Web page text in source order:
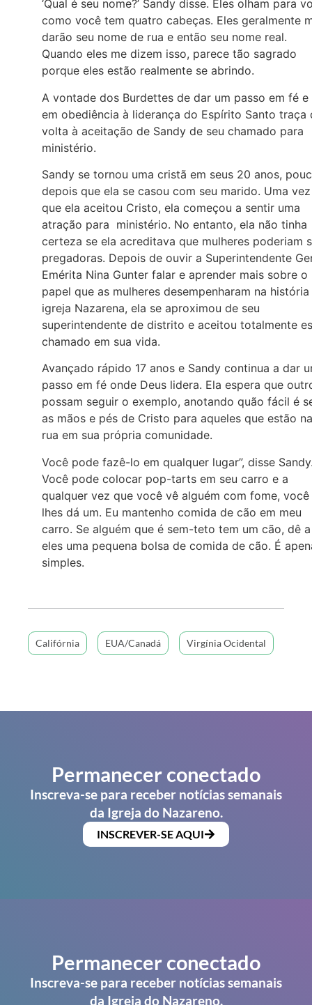
‘Qual é seu nome?’ Sandy disse. Eles olham para
como você tem quatro cabeças. Eles geralmente
darão seu nome de rua e então seu nome real.
Quando eles me dizem isso, parece tão sagrado
porque eles estão realmente se abrindo.
A vontade dos Burdettes de dar um passo em fé e
em obediência à liderança do Espírito Santo traça
volta à aceitação de Sandy de seu chamado para
ministério.
Sandy se tornou uma cristã em seus 20 anos,
depois que ela se casou com seu marido. Uma vez
que ela aceitou Cristo, ela começou a sentir uma
atração para ministério. No entanto, ela não tinha
certeza se ela acreditava que mulheres poderiam
pregadoras. Depois de ouvir a Superintendente
Emérita Nina Gunter falar e aprender mais sobre o
papel que as mulheres desempenharam na
igreja Nazarena, ela se aproximou de seu
superintendente de distrito e aceitou totalmente
chamado em sua vida.
Avançado rápido 17 anos e Sandy continua a dar
passo em fé onde Deus lidera. Ela espera que
possam seguir o exemplo, anotando quão fácil é
as mãos e pés de Cristo para aqueles que estão na
rua em sua própria comunidade.
Você pode fazê-lo em qualquer lugar”, disse
Você pode colocar pop-tarts em seu carro e a
qualquer vez que você vê alguém com fome, você
lhes dá um. Eu mantenho comida de cão em meu
carro. Se alguém que é sem-teto tem um cão, dê a
eles uma pequena bolsa de comida de cão. É
simples.
Califórnia EUA/Canadá Virgínia Ocidental
Permanecer conectado
Inscreva-se para receber notícias semanais
da Igreja do Nazareno.
INSCREVER-SE AQUI
Permanecer conectado
Inscreva-se para receber notícias semanais
da Igreja do Nazareno.